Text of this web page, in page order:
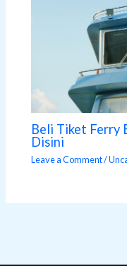
Beli Tiket Ferry
Disini
Leave a Comment/